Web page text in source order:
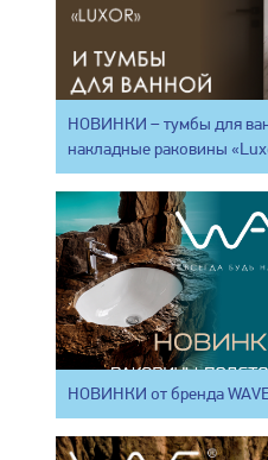
НОВИНКИ – тумбы для
накладные раковины
НОВИНКИ от бренда